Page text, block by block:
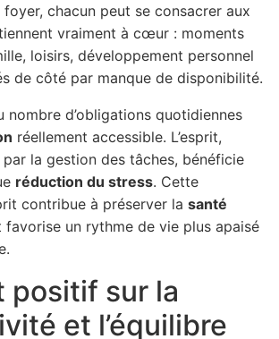
foyer, chacun peut se consacrer aux
vraiment à cœur : moments
loisirs, développement personnel
de côté par manque de disponibilité.
nombre d’obligations quotidiennes
réellement accessible. L’esprit,
la gestion des tâches, bénéficie
réduction du stress. Cette
contribue à préserver la santé
favorise un rythme de vie plus apaisé
positif sur la
et l’équilibre